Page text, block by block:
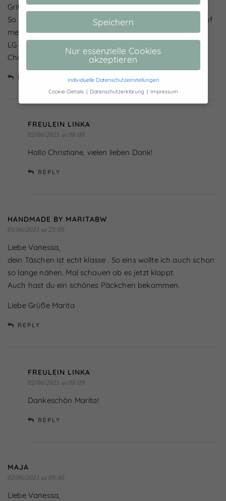
Griff mit dem TAschen nähen
So ein Mäppchen steht auch schon seit geraumer Zeit auf
meiner To-Do-Liste… mal schaun wann ich dazu komme!
LG
Christiane
REPLY
FREULEIN LINKA
02/06/2021 at 08:08
Hallo Christiane, vielen lieben Dank!
REPLY
HANDMADE BY MARITABW
01/06/2021 at 23:09
Liebe Vanessa,
dein Täschen ist echt klasse . So eins wollte ich auch schon
so lange nähen. Mal schauen ob es jetzt klappt.
Auch hast du ein schönes Päckchen bekommen.
Liebe Grüße Marita
REPLY
FREULEIN LINKA
02/06/2021 at 08:09
Dankeschön Marita!
REPLY
MAJA
02/06/2021 at 09:40
Liebe Vanessa,
Speichern
Nur essenzielle Cookies
akzeptieren
Individuelle Datenschutzeinstellungen
Cookie-Details
Datenschutzerklärung Impressum
Datenschutzeinstellungen
verwendeten Cookies. Sie können Ihre
Einwilligung zu ganzen Kategorien geben
lassen und so nur bestimmte Cookies
Essenziell (1)
Essenzielle Cookies ermöglichen grundlegende
Funktionen und sind für die einwandfreie Funktion der
Website erforderlich.
Inhalte von Videoplattformen und Social-Media-
Cookie-Informationen anzeigen